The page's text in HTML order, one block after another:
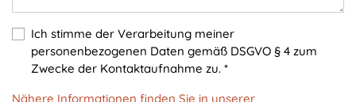
Ich stimme der Verarbeitung meiner
personenbezogenen Daten gemäß DSGVO § 4 zum
Zwecke der Kontaktaufnahme zu. *
Nähere Informationen finden Sie in unserer
Einverständnis-Cookie
Name:
cookie_consent